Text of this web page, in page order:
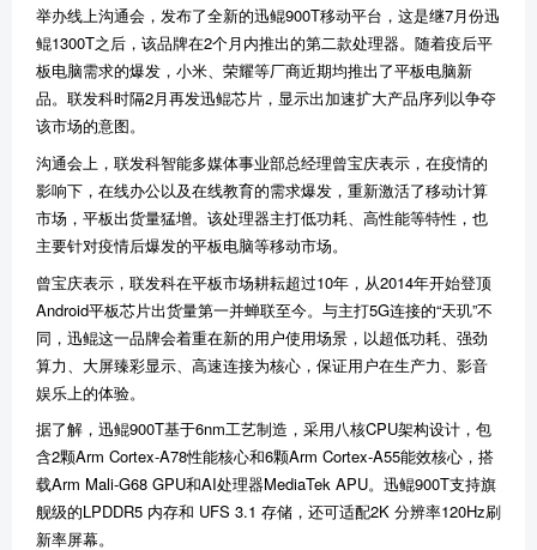
举办线上沟通会，发布了全新的迅鲲900T移动平台，这是继7月份迅
鲲1300T之后，该品牌在2个月内推出的第二款处理器。随着疫后平
板电脑需求的爆发，小米、荣耀等厂商近期均推出了平板电脑新
品。联发科时隔2月再发迅鲲芯片，显示出加速扩大产品序列以争夺
该市场的意图。
沟通会上，联发科智能多媒体事业部总经理曾宝庆表示，在疫情的
影响下，在线办公以及在线教育的需求爆发，重新激活了移动计算
市场，平板出货量猛增。该处理器主打低功耗、高性能等特性，也
主要针对疫情后爆发的平板电脑等移动市场。
曾宝庆表示，联发科在平板市场耕耘超过10年，从2014年开始登顶
Android平板芯片出货量第一并蝉联至今。与主打5G连接的“天玑”不
同，迅鲲这一品牌会着重在新的用户使用场景，以超低功耗、强劲
算力、大屏臻彩显示、高速连接为核心，保证用户在生产力、影音
娱乐上的体验。
据了解，迅鲲900T基于6nm工艺制造，采用八核CPU架构设计，包
含2颗Arm Cortex-A78性能核心和6颗Arm Cortex-A55能效核心，搭
载Arm Mali-G68 GPU和AI处理器MediaTek APU。迅鲲900T支持旗
舰级的LPDDR5 内存和 UFS 3.1 存储，还可适配2K 分辨率120Hz刷
新率屏幕。